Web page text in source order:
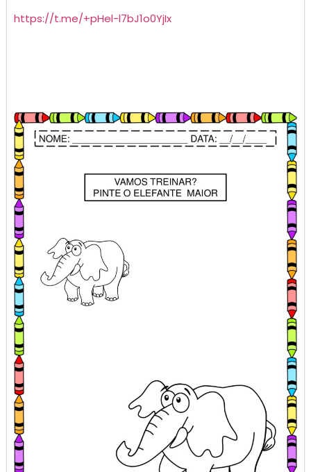
https://t.me/+pHel-l7bJ1o0YjIx